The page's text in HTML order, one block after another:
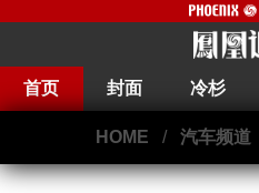
首页 封面 冷杉
HOME / 汽车频道